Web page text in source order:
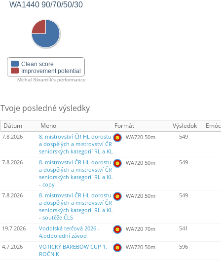
WA1440 90/70/50/30
Clean score
Improvement potential
Michal Skramlík's performance
Tvoje posledné výsledky
Dátum Meno Formát Výsledok
7.8.2026
8. mistrovství ČR HL dorostu
a dospělých a mistrovství ČR
seniorských kategorií RL a KL
WA720 50m 549
7.8.2026
8. mistrovství ČR HL dorostu
a dospělých a mistrovství ČR
seniorských kategorií RL a KL
- copy
WA720 50m 549
7.8.2026
8. mistrovství ČR HL dorostu
a dospělých a mistrovství ČR
seniorských kategorií RL a KL
- soutěže ČLS
WA720 50m 549
19.7.2026
Vodolská terčová 2026 -
4.odpolední závod
WA720 70m 541
4.7.2026
VOTICKÝ BAREBOW CUP 1.
ROČNÍK
WA720 50m 596